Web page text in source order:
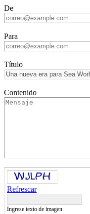
De
Para
Título
Contenido
Refrescar
Ingrese texto de imagen